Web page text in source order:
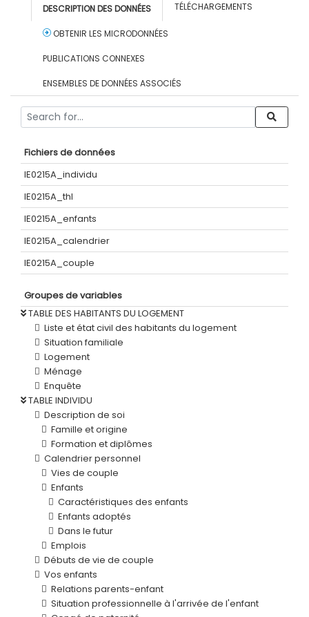
DESCRIPTION DES DONNÉES TÉLÉCHARGEMENTS
OBTENIR LES MICRODONNÉES
PUBLICATIONS CONNEXES
ENSEMBLES DE DONNÉES ASSOCIÉS
Fichiers de données
IE0215A_individu
IE0215A_thl
IE0215A_enfants
IE0215A_calendrier
IE0215A_couple
Groupes de variables
TABLE DES HABITANTS DU LOGEMENT
Liste et état civil des habitants du logement
Situation familiale
Logement
Ménage
Enquête
TABLE INDIVIDU
Description de soi
Famille et origine
Formation et diplômes
Calendrier personnel
Vies de couple
Enfants
Caractéristiques des enfants
Enfants adoptés
Dans le futur
Emplois
Débuts de vie de couple
Vos enfants
Relations parents-enfant
Situation professionnelle à l'arrivée de l'enfant